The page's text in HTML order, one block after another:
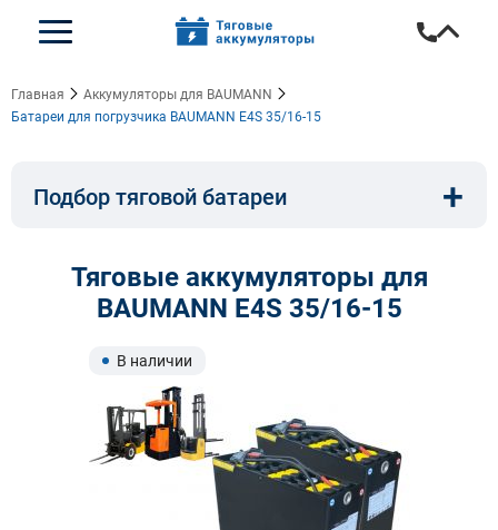
Главная
Аккумуляторы для BAUMANN
Батареи для погрузчика BAUMANN E4S 35/16-15
Подбор тяговой батареи
Длина, мм:
Ширина, мм:
+
Тяговые аккумуляторы для
BAUMANN E4S 35/16-15
В наличии